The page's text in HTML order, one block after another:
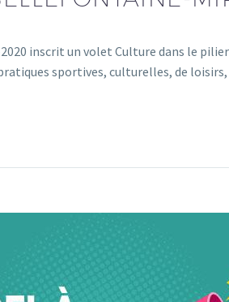
inscrit un volet Culture dans le
sportives, culturelles, de